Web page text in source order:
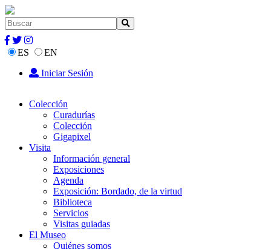
ES
EN
Iniciar Sesión
Colección
Curadurías
Colección
Gigapixel
Visita
Información general
Exposiciones
Agenda
Exposición: Bordado, de la virtud
Biblioteca
Servicios
Visitas guiadas
El Museo
Quiénes somos